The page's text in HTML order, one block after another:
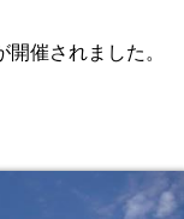
催されました。